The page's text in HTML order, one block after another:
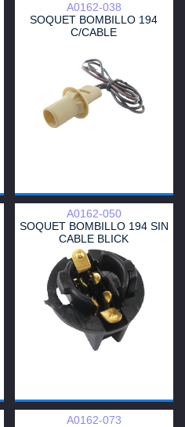
A0162-038
SOQUET BOMBILLO 194
C/CABLE
A0162-050
SOQUET BOMBILLO 194 SIN
CABLE BLICK
A0162-073